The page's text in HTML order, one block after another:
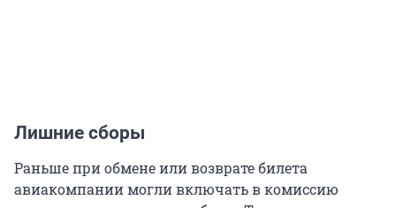
Лишние сборы
Раньше при обмене или возврате билета
авиакомпании могли включать в комиссию